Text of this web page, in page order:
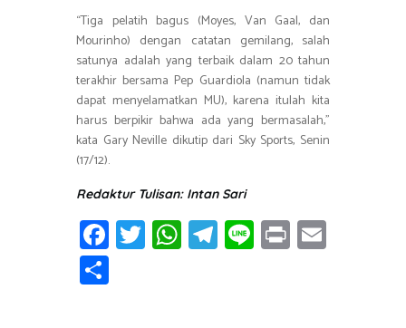
“Tiga pelatih bagus (Moyes, Van Gaal, dan
Mourinho) dengan catatan gemilang, salah
satunya adalah yang terbaik dalam 20 tahun
terakhir bersama Pep Guardiola (namun tidak
dapat menyelamatkan MU), karena itulah kita
harus berpikir bahwa ada yang bermasalah,”
kata Gary Neville dikutip dari Sky Sports, Senin
(17/12).
Redaktur Tulisan: Intan Sari
Fa
ce
T
wi
W
h
T
el
Li
n
Pr
in